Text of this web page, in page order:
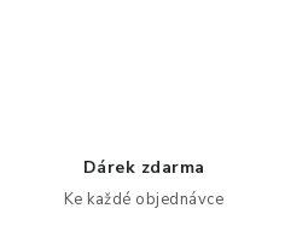
Dárek zdarma
Ke každé objednávce